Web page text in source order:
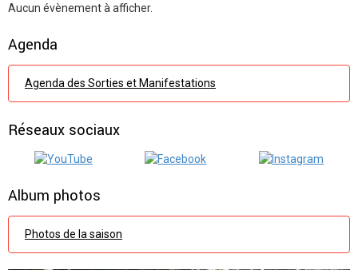
Aucun évènement à afficher.
Agenda
Agenda des Sorties et Manifestations
Réseaux sociaux
Album photos
Photos de la saison